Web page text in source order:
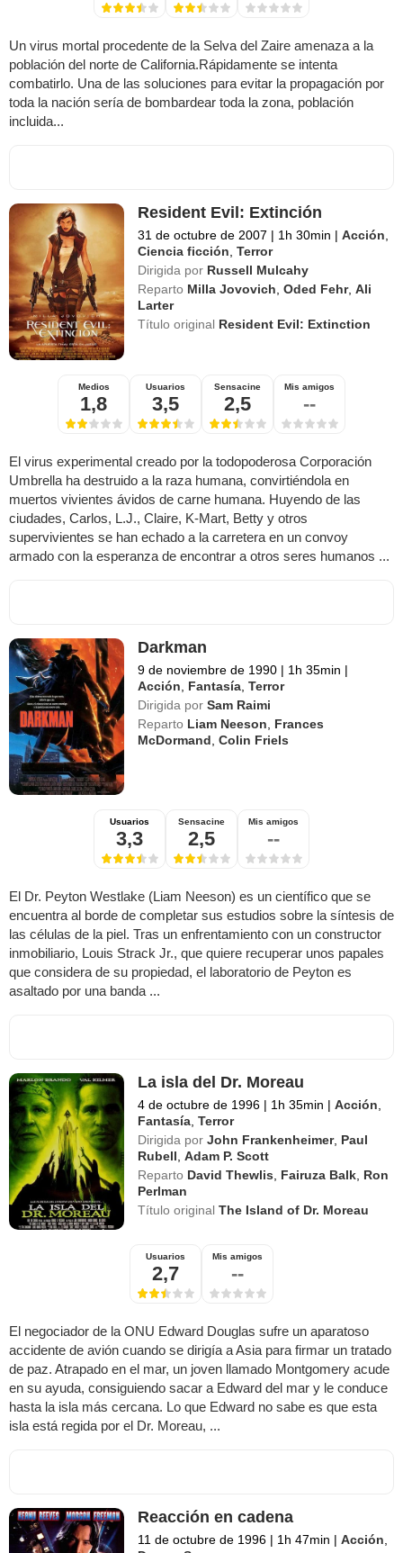
Un virus mortal procedente de la Selva del Zaire amenaza a la
población del norte de California.Rápidamente se intenta
combatirlo. Una de las soluciones para evitar la propagación por
toda la nación sería de bombardear toda la zona, población
incluida...
Resident Evil: Extinción
31 de octubre de 2007 | 1h 30min | Acción
Ciencia ficción ,Terror
Dirigida por Russell Mulcahy
Reparto Milla Jovovich ,Oded Fehr,Ali
Larter
Título original Resident Evil: Extinction
Medios
1,8
Usuarios
3,5
Sensacine
2,5
Mis amigos
--
El virus experimental creado por la todopoderosa Corporación
Umbrella ha destruido a la raza humana, convirtiéndola en
muertos vivientes ávidos de carne humana. Huyendo de las
ciudades, Carlos, L.J., Claire, K-Mart, Betty y otros
supervivientes se han echado a la carretera en un convoy
armado con la esperanza de encontrar a otros seres humanos ...
Darkman
9 de noviembre de 1990 | 1h 35min |
Acción
Fantasía ,Terror
Dirigida por Sam Raimi
Reparto Liam Neeson
Frances
McDormand ,Colin Friels
Usuarios
3,3
Sensacine
2,5
Mis amigos
--
El Dr. Peyton Westlake (Liam Neeson) es un científico que se
encuentra al borde de completar sus estudios sobre la síntesis de
las células de la piel. Tras un enfrentamiento con un constructor
inmobiliario, Louis Strack Jr., que quiere recuperar unos papales
que considera de su propiedad, el laboratorio de Peyton es
asaltado por una banda ...
La isla del Dr. Moreau
4 de octubre de 1996 | 1h 35min | Acción
Fantasía ,Terror
Dirigida por John Frankenheimer, Paul
Rubell ,Adam P. Scott
Reparto David Thewlis Fairuza Balk Ron
Perlman
Título originalThe Island of Dr. Moreau
Usuarios
2,7
Mis amigos
--
El negociador de la ONU Edward Douglas sufre un aparatoso
accidente de avión cuando se dirigía a Asia para firmar un tratado
de paz. Atrapado en el mar, un joven llamado Montgomery acude
en su ayuda, consiguiendo sacar a Edward del mar y le conduce
hasta la isla más cercana. Lo que Edward no sabe es que esta
isla está regida por el Dr. Moreau, ...
Reacción en cadena
11 de octubre de 1996 | 1h 47min | Acción